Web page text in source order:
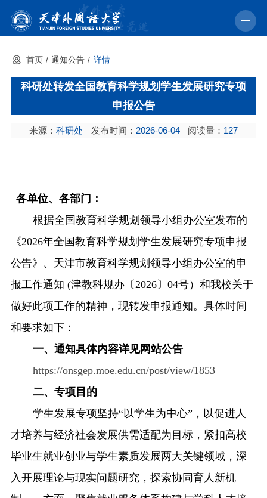
首页
学校概况
机构设置
中外交流
招生就业
校园文化
首页 通知公告 详情
科研处转发全国教育科学规划学生发展研究专项
申报公告
来源：科研处 发布时间： 2026-06-04 阅读量： 127
各单位、各部门：
根据全国教育科学规划领导小组办公室发布的
《2026年全国教育科学规划学生发展研究专项申报
公告》、天津市教育科学规划领导小组办公室的申
报工作通知 (津教科规办〔 2026〕 04号）和我校关于
做好此项工作的精神，现转发申报通知。具体时间
和要求如下：
一、通知具体内容详见网站公告
https://onsgep.moe.edu.cn/post/view/1853
二、专项目的
学生发展专项坚持“以学生为中心”，以促进人
才培养与经济社会发展供需适配为目标，紧扣高校
毕业生就业创业与学生素质发展两大关键领域，深
入开展理论与现实问题研究，探索协同育人新机